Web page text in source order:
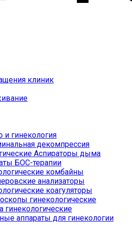
клиник
и гинекология
декомпрессия
Аспираторы дыма
БОС-терапии
комбайны
анализаторы
коагуляторы
гинекологические
гинекологические
аппараты для гинекологии